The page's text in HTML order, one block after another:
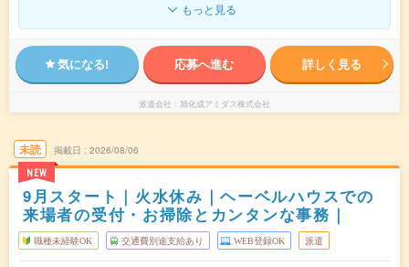
もっと見る
気になる! 応募へ進む 詳しく見る
派遣会社 旭化成アミダス株式会社
未読
NEW
掲載日 2026/08/06
9月スタート｜火水休み｜ヘーベルハウスでの
来場者の受付・お掃除とカンタンな事務｜
職種未経験OK 交通費別途支給あり WEB登録OK 派遣